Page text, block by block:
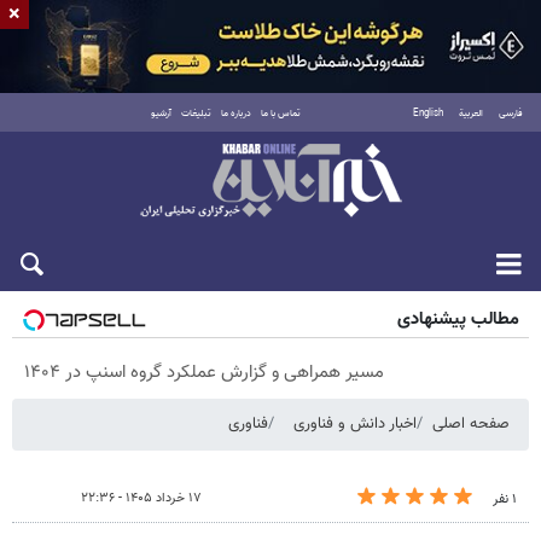
فارسی العربية English تماس با ما درباره ما تبلیغات آرشیو
پنجشنبه ۱۵ مرداد ۱۴۰۵
مطالب پیشنهادی
مسیر همراهی و گزارش عملکرد گروه اسنپ در ۱۴۰۴
صفحه اصلی اخبار دانش و فناوری فناوری
۱ نفر ۱۷ خرداد ۱۴۰۵ - ۲۲:۳۶
×